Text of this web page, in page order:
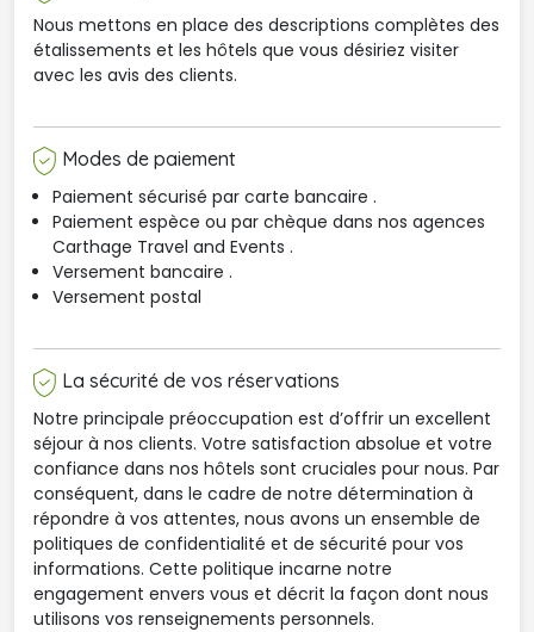
Nous mettons en place des descriptions complètes des
étalissements et les hôtels que vous désiriez visiter
avec les avis des clients.
Modes de paiement
Paiement sécurisé par carte bancaire .
Paiement espèce ou par chèque dans nos agences
Carthage Travel and Events .
Versement bancaire .
Versement postal
La sécurité de vos réservations
Notre principale préoccupation est d’offrir un excellent
séjour à nos clients. Votre satisfaction absolue et votre
confiance dans nos hôtels sont cruciales pour nous. Par
conséquent, dans le cadre de notre détermination à
répondre à vos attentes, nous avons un ensemble de
politiques de confidentialité et de sécurité pour vos
informations. Cette politique incarne notre
engagement envers vous et décrit la façon dont nous
utilisons vos renseignements personnels.